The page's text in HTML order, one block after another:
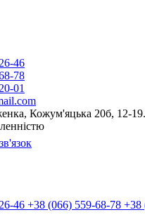
46
78
01
Кожум'яцька 20б, 12-
46 +38 (066) 559-68-78 +38